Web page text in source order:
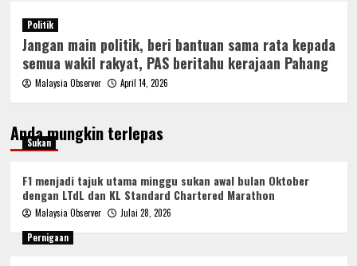
Politik
Jangan main politik, beri bantuan sama rata kepada
semua wakil rakyat, PAS beritahu kerajaan Pahang
Malaysia Observer April 14, 2026
Anda mungkin terlepas
Sukan
F1 menjadi tajuk utama minggu sukan awal bulan Oktober
dengan LTdL dan KL Standard Chartered Marathon
Malaysia Observer
Julai 28, 2026
Pernigaan